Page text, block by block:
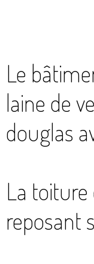
Le
laine de
douglas
La toiture
reposant